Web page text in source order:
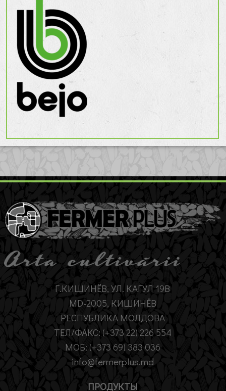
Г.КИШИНЁВ, УЛ. КАГУЛ 19B
MD-2005, КИШИНЁВ
РЕСПУБЛИКА МОЛДОВА
ТЕЛ/ФАКС: (+373 22) 226 554
МОБ: (+373 69) 383 036
info@fermerplus.md
ПРОДУКТЫ